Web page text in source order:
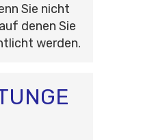
Sie nicht
denen Sie
werden.